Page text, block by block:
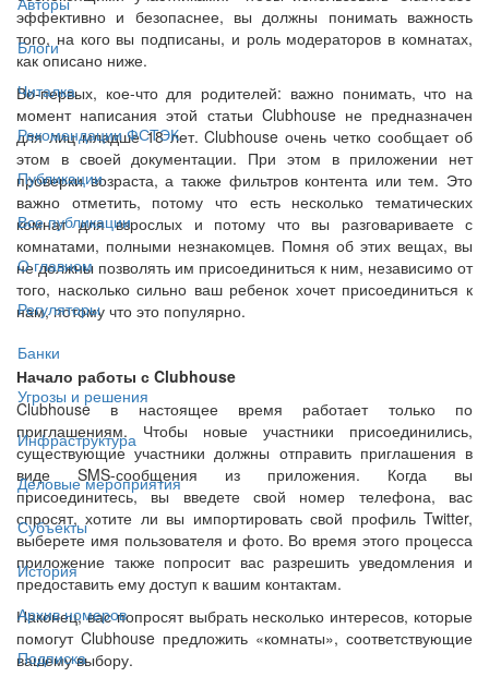
Блоги
Читалка
Рекомендации ФСТЭК
Публикации
Все публикации
О главном
Регуляторы
Банки
Угрозы и решения
Инфраструктура
Деловые мероприятия
Субъекты
История
Архив номеров
Подписка
эффективно и безопаснее, вы должны понимать важность
того, на кого вы подписаны, и роль модераторов в комнатах,
как описано ниже.
Во-первых, кое-что для родителей: важно понимать, что на
момент написания этой статьи Clubhouse не предназначен
для лиц младше 18 лет. Clubhouse очень четко сообщает об
этом в своей документации. При этом в приложении нет
проверки возраста, а также фильтров контента или тем. Это
важно отметить, потому что есть несколько тематических
комнат для взрослых и потому что вы разговариваете с
комнатами, полными незнакомцев. Помня об этих вещах, вы
не должны позволять им присоединиться к ним, независимо от
того, насколько сильно ваш ребенок хочет присоединиться к
нам, потому что это популярно.
Начало работы с Clubhouse
Clubhouse в настоящее время работает только по
приглашениям. Чтобы новые участники присоединились,
существующие участники должны отправить приглашения в
виде SMS-сообщения из приложения. Когда вы
присоединитесь, вы введете свой номер телефона, вас
спросят, хотите ли вы импортировать свой профиль Twitter,
выберете имя пользователя и фото. Во время этого процесса
приложение также попросит вас разрешить уведомления и
предоставить ему доступ к вашим контактам.
Наконец, вас попросят выбрать несколько интересов, которые
помогут Clubhouse предложить «комнаты», соответствующие
вашему выбору.